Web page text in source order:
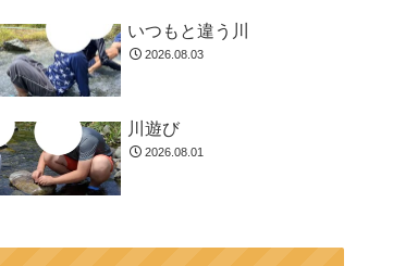
いつもと違う川
2026.08.03
川遊び
2026.08.01